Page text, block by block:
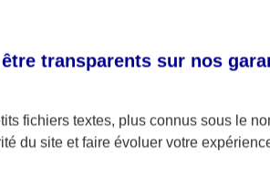
transparents sur nos
fichiers textes, plus connus sous le
du site et faire évoluer votre